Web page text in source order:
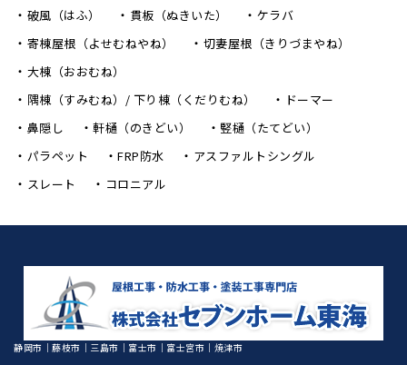
破風（はふ）
貫板（ぬきいた）
ケラバ
寄棟屋根（よせむねやね）
切妻屋根（きりづまやね）
大棟（おおむね）
隅棟（すみむね）/ 下り棟（くだりむね）
ドーマー
鼻隠し
軒樋（のきどい）
竪樋（たてどい）
パラペット
FRP防水
アスファルトシングル
スレート
コロニアル
静岡市｜藤枝市｜三島市｜富士市｜富士宮市｜焼津市